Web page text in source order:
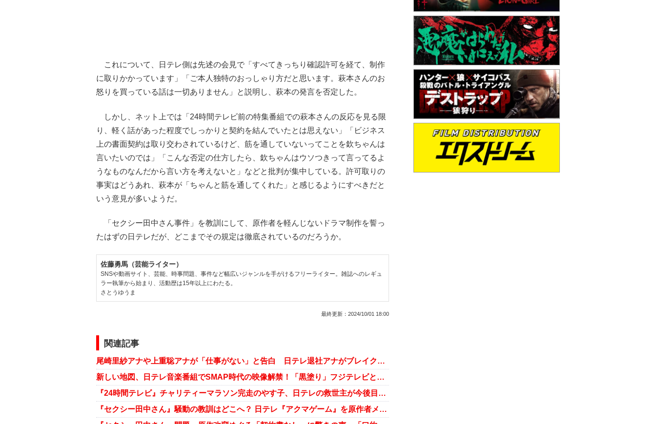
これについて、日テレ側は先述の会見で「すべてきっちり確認許可を経て、制作
に取りかかっています」「ご本人独特のおっしゃり方だと思います。萩本さんのお
怒りを買っている話は一切ありません」と説明し、萩本の発言を否定した。
しかし、ネット上では「24時間テレビ前の特集番組での萩本さんの反応を見る限
り、軽く話があった程度でしっかりと契約を結んでいたとは思えない」「ビジネス
上の書面契約は取り交わされているけど、筋を通していないってことを欽ちゃんは
言いたいのでは」「こんな否定の仕方したら、欽ちゃんはウソつきって言ってるよ
うなものなんだから言い方を考えないと」などと批判が集中している。許可取りの
事実はどうあれ、萩本が「ちゃんと筋を通してくれた」と感じるようにすべきだと
いう意見が多いようだ。
「セクシー田中さん事件」を教訓にして、原作者を軽んじないドラマ制作を誓っ
たはずの日テレだが、どこまでその規定は徹底されているのだろうか。
佐藤勇馬（芸能ライター）
SNSや動画サイト、芸能、時事問題、事件など幅広いジャンルを手がけるフリーライター。雑誌へのレギュ
ラー執筆から始まり、活動歴は15年以上にわたる。
さとうゆうま
最終更新： 2024/10/01 18:00
関連記事
尾崎里紗アナや上重聡アナが「仕事がない」と告白 日テレ退社アナがブレイクできない理由
新しい地図、日テレ音楽番組でSMAP時代の映像解禁！「黒塗り」フジテレビとの違い際立つ
『24時間テレビ』チャリティーマラソン完走のやす子、日テレの救世主が今後目指す「生存戦略」
『セクシー田中さん』騒動の教訓はどこへ？ 日テレ『アクマゲーム』を原作者メーブ氏が酷評